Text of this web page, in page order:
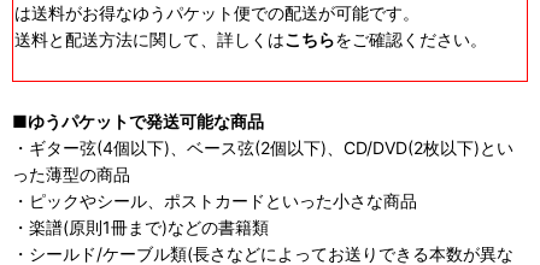
は送料がお得なゆうパケット便での配送が可能です。
送料と配送方法に関して、詳しくはこちらをご確認ください。
■ゆうパケットで発送可能な商品
・ギター弦(4個以下)、ベース弦(2個以下)、CD/DVD(2枚以下)とい
った薄型の商品
・ピックやシール、ポストカードといった小さな商品
・楽譜(原則1冊まで)などの書籍類
・シールド/ケーブル類(長さなどによってお送りできる本数が異な